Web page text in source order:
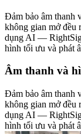
Đảm bảo âm thanh
không gian mở đều
dụng AI —
hình tối ưu và phát
Âm thanh và
Đảm bảo âm thanh
không gian mở đều
dụng AI —
hình tối ưu và phát